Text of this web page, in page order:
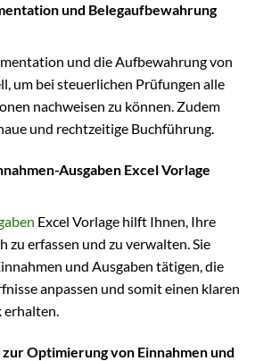
und Belegaufbewahrung
und die Aufbewahrung von
um bei steuerlichen Prüfungen alle
nachweisen zu können. Zudem
und rechtzeitige Buchführung.
Ausgaben Excel Vorlage
Excel Vorlage hilft Ihnen, Ihre
zu erfassen und zu verwalten. Sie
und Ausgaben tätigen, die
anpassen und somit einen klaren
erhalten.
Optimierung von Einnahmen und